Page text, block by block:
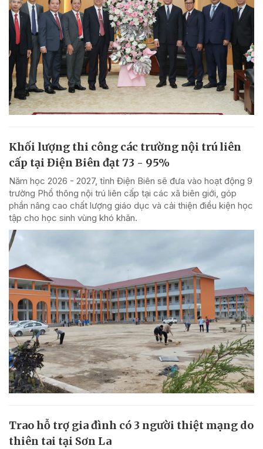
Khối lượng thi công các trường nội trú liên
cấp tại Điện Biên đạt 73 - 95%
Năm học 2026 - 2027, tỉnh Điện Biên sẽ đưa vào hoạt động 9
trường Phổ thông nội trú liên cấp tại các xã biên giới, góp
phần nâng cao chất lượng giáo dục và cải thiện điều kiện học
tập cho học sinh vùng khó khăn.
Trao hỗ trợ gia đình có 3 người thiệt mạng do
thiên tai tại Sơn La